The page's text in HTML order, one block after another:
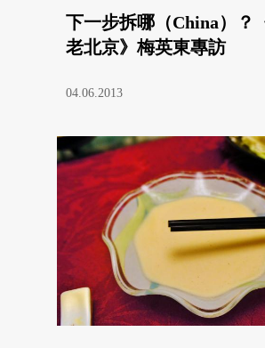
下一步拆哪（China）？
老北京》梅英東專訪
04.06.2013